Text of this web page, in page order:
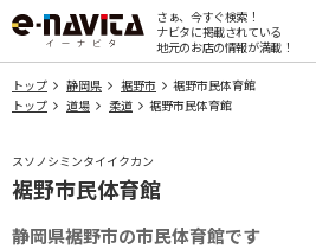
さぁ、今すぐ検索！
ナビタに掲載されている
地元のお店の情報が満載！
トップ 静岡県 裾野市
裾野市民体育館
トップ
道場 柔道 裾野市民体育館
スソノシミンタイイクカン
裾野市民体育館
静岡県裾野市の市民体育館です